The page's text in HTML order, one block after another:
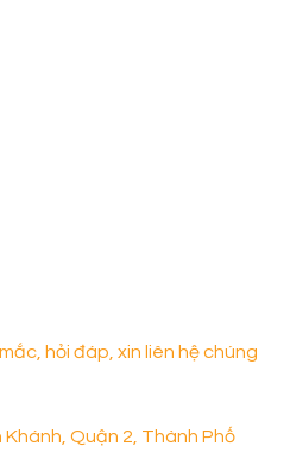
hỏi đáp, xin liên hệ chúng
Quận 2, Thành Phố